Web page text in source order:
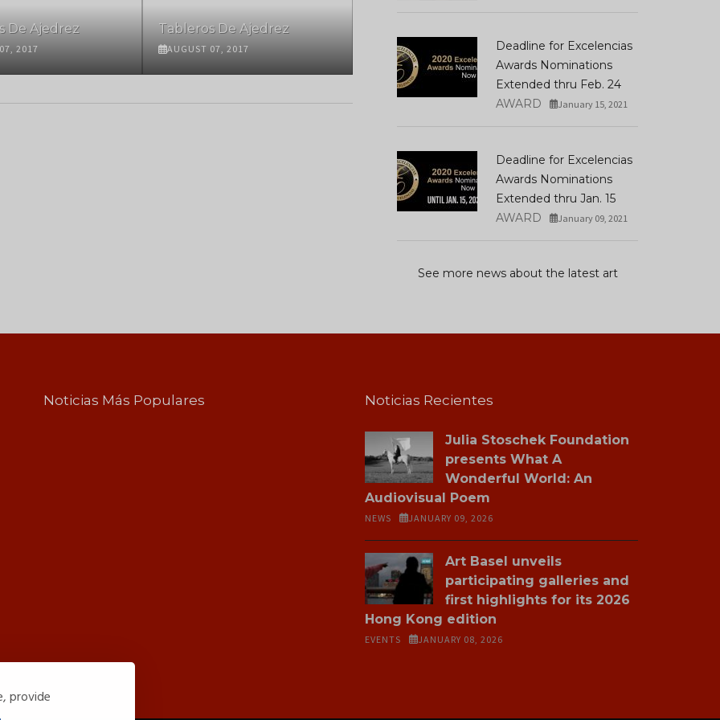
provide
De Ajedrez
2017
Tableros De Ajedrez
AUGUST 07, 2017 AUGUST 07, 2017 AUGUST 07, 2017
Deadline for Excelencias
Awards Nominations
Extended thru Feb. 24
AWARD
January 15, 2021
Deadline for Excelencias
Awards Nominations
Extended thru Jan. 15
AWARD
January 09, 2021
See more news about the latest art
Noticias Más Populares Noticias Recientes
Julia Stoschek Foundation
presents What A
Wonderful World: An
Audiovisual Poem
NEWS JANUARY 09, 2026
Art Basel unveils
participating galleries and
first highlights for its 2026
Hong Kong edition
EVENTS JANUARY 08, 2026